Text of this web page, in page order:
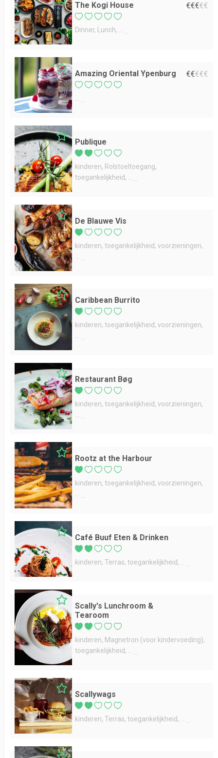
The Kogi House €€€€€
Dinner Lunch
Amazing Oriental Ypenburg €€€€€
Publique
kinderen Rolstoeltoegang
toegankelijkheid
De Blauwe Vis
kinderen toegankelijkheid voorzieningen
Caribbean Burrito
kinderen toegankelijkheid voorzieningen
Restaurant Bøg
kinderen toegankelijkheid voorzieningen
Rootz at the Harbour
kinderen toegankelijkheid voorzieningen
Café Buuf Eten & Drinken
kinderen Terras toegankelijkheid
Scally's Lunchroom &
Tearoom
kinderen Magnetron (voor kindervoeding)
toegankelijkheid
Scallywags
kinderen Terras toegankelijkheid